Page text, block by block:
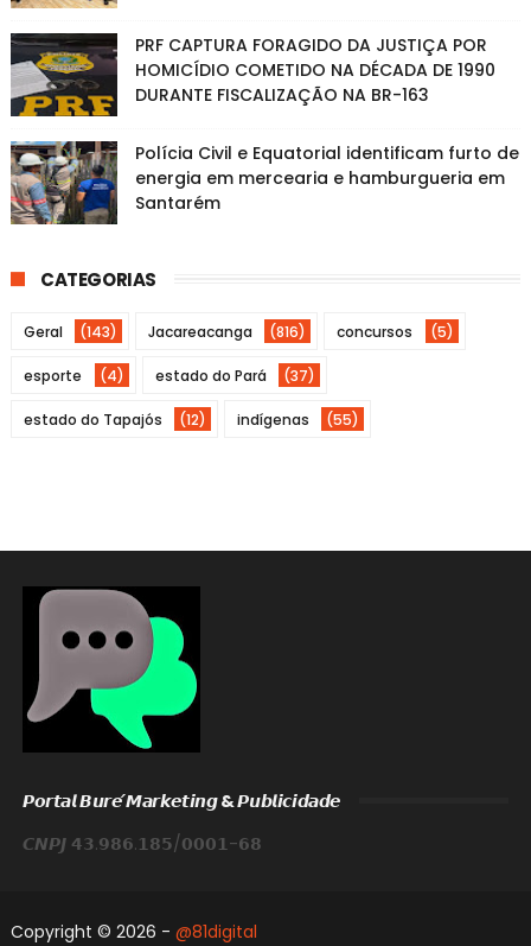
PRF CAPTURA FORAGIDO DA JUSTIÇA POR
HOMICÍDIO COMETIDO NA DÉCADA DE 1990
DURANTE FISCALIZAÇÃO NA BR-163
Polícia Civil e Equatorial identificam furto de
energia em mercearia e hamburgueria em
Santarém
CATEGORIAS
Geral (143) Jacareacanga (816) concursos (5)
esporte (4) estado do Pará (37)
estado do Tapajós (12) indígenas (55)
𝙋𝙤𝙧𝙩𝙖𝙡 𝘽𝙪𝙧𝙚́ 𝙈𝙖𝙧𝙠𝙚𝙩𝙞𝙣𝙜 & 𝙋𝙪𝙗𝙡𝙞𝙘𝙞𝙙𝙖𝙙𝙚
𝘾𝙉𝙋𝙅 𝟰𝟯.𝟵𝟴𝟲.𝟭𝟴𝟱/𝟬𝟬𝟬𝟭-𝟲𝟴
Copyright © 2026 - @81digital